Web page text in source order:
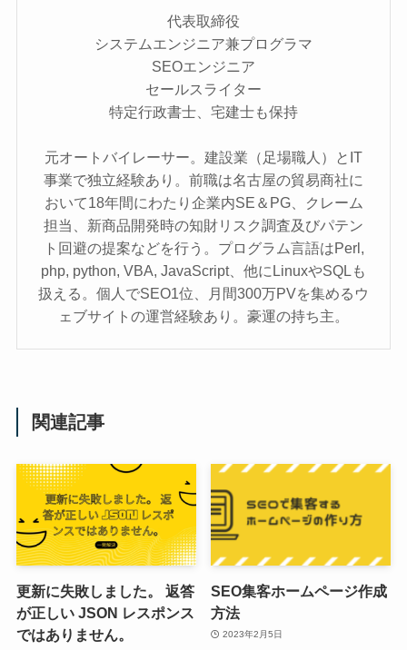
代表取締役
システムエンジニア兼プログラマ
SEOエンジニア
セールスライター
特定行政書士、宅建士も保持
元オートバイレーサー。建設業（足場職人）とIT
事業で独立経験あり。前職は名古屋の貿易商社に
おいて18年間にわたり企業内SE＆PG、クレーム
担当、新商品開発時の知財リスク調査及びパテン
ト回避の提案などを行う。プログラム言語はPerl,
php, python, VBA, JavaScript、他にLinuxやSQLも
扱える。個人でSEO1位、月間300万PVを集めるウ
ェブサイトの運営経験あり。豪運の持ち主。
関連記事
更新に失敗しました。 返答
が正しい JSON レスポンス
ではありません。
SEO集客ホームページ作成
方法
2023年2月5日